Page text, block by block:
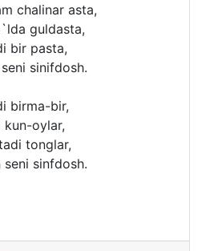
chalinar asta,
guldasta,
bir pasta,
sinifdosh.
birma-bir,
kun-oylar,
tonglar,
sinfdosh.